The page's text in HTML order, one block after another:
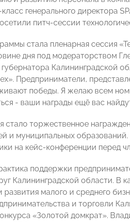
генерального директора
питч-сессии
стала пленарная сессия
дня под модераторством
Калининградской
Предприниматели,
победы. Я желаю всем
- ваши награды ещё вас
торжественное
и муниципальных
на кейс-конференции перед
поддержки
Калининградской области. В
развития малого и среднего
и торговли
«Золотой домкрат».